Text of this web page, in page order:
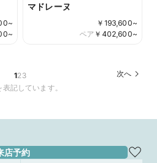
~
~
マドレーヌ
￥ 193,600~
￥ 402,600~
ペア
123
次へ
記しています。
店予約